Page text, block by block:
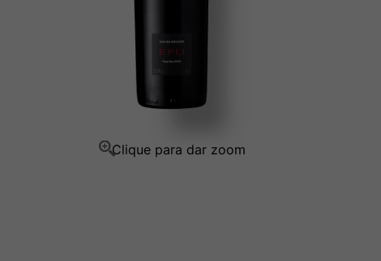
Ver Sacrum